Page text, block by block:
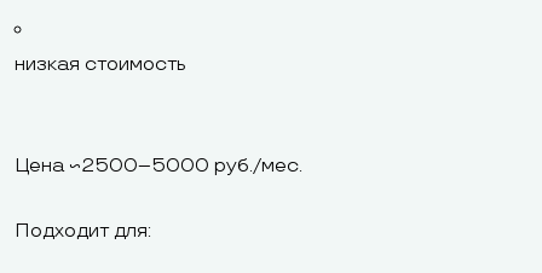
низкая стоимость
Цена ~2500–5000 руб./мес.
Подходит для: